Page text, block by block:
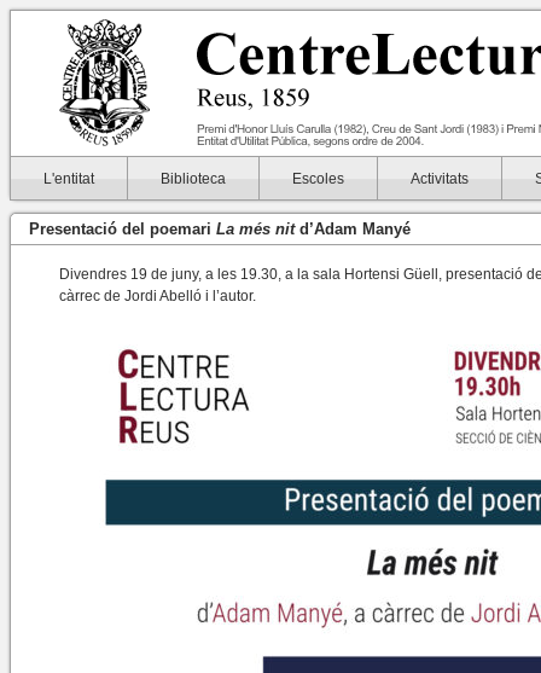
L'entitat Biblioteca Escoles Activitats
Presentació del poemari La més nitd’Adam Manyé
Divendres 19 de juny, a les 19.30, a la sala Hortensi Güell, presentació
càrrec de Jordi Abelló i l’autor.